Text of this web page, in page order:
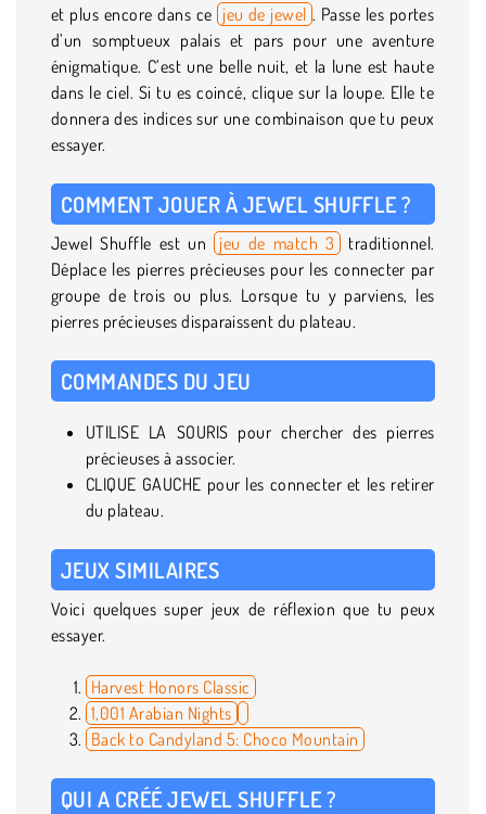
et plus encore dans ce jeu de jewel . Passe les portes
d’un somptueux palais et pars pour une aventure
énigmatique. C’est une belle nuit, et la lune est haute
dans le ciel. Si tu es coincé, clique sur la loupe. Elle te
donnera des indices sur une combinaison que tu peux
essayer.
COMMENT JOUER À JEWEL SHUFFLE ?
Jewel Shuffle est un jeu de match 3 traditionnel.
Déplace les pierres précieuses pour les connecter par
groupe de trois ou plus. Lorsque tu y parviens, les
pierres précieuses disparaissent du plateau.
COMMANDES DU JEU
UTILISE LA SOURIS pour chercher des pierres
précieuses à associer.
CLIQUE GAUCHE pour les connecter et les retirer
du plateau.
JEUX SIMILAIRES
Voici quelques super jeux de réflexion que tu peux
essayer.
Harvest Honors Classic
1,001 Arabian Nights
Back to Candyland 5: Choco Mountain
QUI A CRÉÉ JEWEL SHUFFLE ?